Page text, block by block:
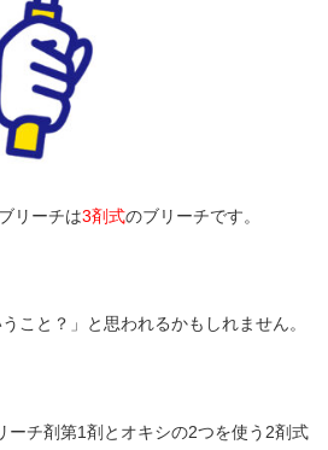
リーチは3剤式のブリーチです。
こと？」と思われるかもしれません。
ーチ剤第1剤とオキシの2つを使う2剤式